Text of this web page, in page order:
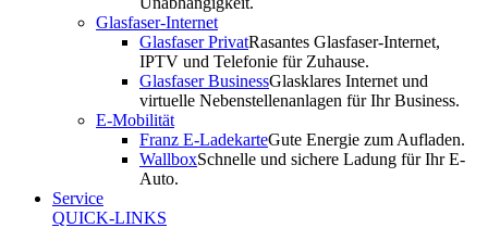
Glasfaser-Internet
Glasfaser PrivatRasantes Glasfaser-Internet,
IPTV und Telefonie für Zuhause.
Glasfaser BusinessGlasklares Internet und
virtuelle Nebenstellenanlagen für Ihr Business.
E-Mobilität
Franz E-LadekarteGute Energie zum Aufladen.
WallboxSchnelle und sichere Ladung für Ihr E-
Auto.
Service
QUICK-LINKS